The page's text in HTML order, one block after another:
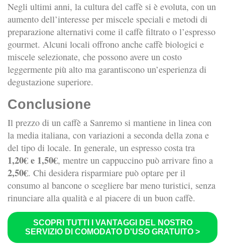
Negli ultimi anni, la cultura del caffè si è evoluta, con un
aumento dell’interesse per miscele speciali e metodi di
preparazione alternativi come il caffè filtrato o l’espresso
gourmet. Alcuni locali offrono anche caffè biologici e
miscele selezionate, che possono avere un costo
leggermente più alto ma garantiscono un’esperienza di
degustazione superiore.
Conclusione
Il prezzo di un caffè a Sanremo si mantiene in linea con
la media italiana, con variazioni a seconda della zona e
del tipo di locale. In generale, un espresso costa tra
1,20€ e 1,50€, mentre un cappuccino può arrivare fino a
2,50€. Chi desidera risparmiare può optare per il
consumo al bancone o scegliere bar meno turistici, senza
rinunciare alla qualità e al piacere di un buon caffè.
SCOPRI TUTTI I VANTAGGI DEL NOSTRO
SERVIZIO DI COMODATO D'USO GRATUITO >